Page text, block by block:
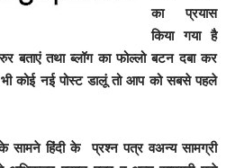
का प्रयास
किया गया है
तथा ब्लॉग का फोल्लो बटन दबा कर
कोई नई पोस्ट डालूं तो आप को सबसे पहले
हिंदी के प्रश्न पत्र वअन्य सामग्री